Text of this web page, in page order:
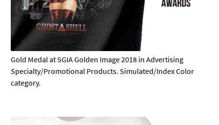
Gold Medal at SGIA Golden Image 2018 in Advertising
Specialty/Promotional Products. Simulated/Index Color
category.